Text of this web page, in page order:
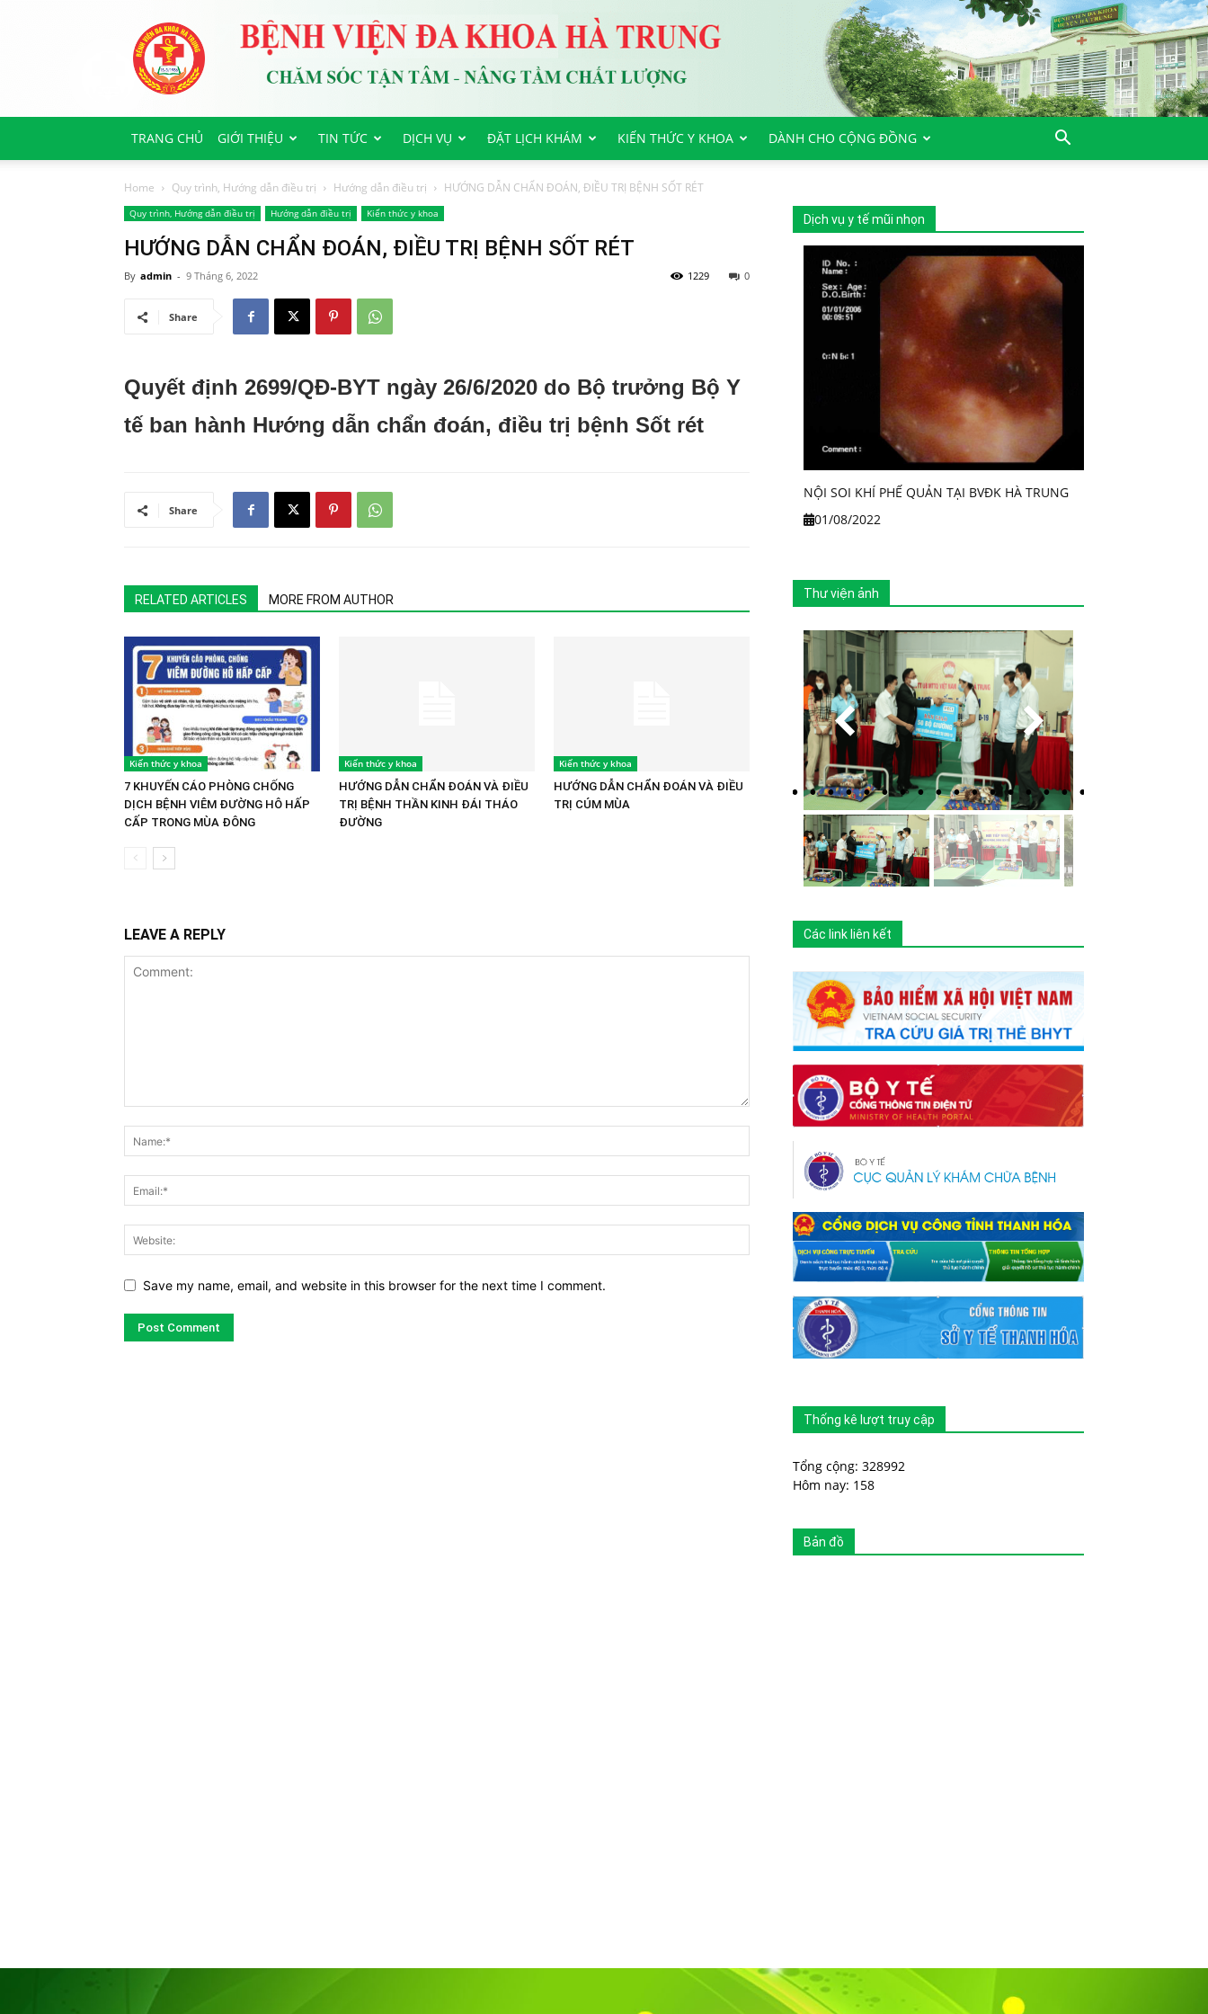
Bệnh
viện
Đa
Khoa
Trung
TRANG CHỦ
GIỚI THIỆU TIN TỨC DỊCH VỤ ĐẶT LỊCH KHÁM KIẾN THỨC Y KHOA DÀNH CHO CỘNG ĐỒNG
Home Quy trình, Hướng dẫn điều trị Hướng dẫn điều trị HƯỚNG DẪN CHẨN ĐOÁN, ĐIỀU TRỊ BỆNH SỐT RÉT
Quy trình, Hướng dẫn điều trị Hướng dẫn điều trị Kiến thức y khoa
HƯỚNG DẪN CHẨN ĐOÁN, ĐIỀU TRỊ BỆNH SỐT RÉT
By admin - 9 Tháng 6, 2022 0
1229
Share
Quyết định 2699/QĐ-BYT ngày 26/6/2020 do Bộ trưởng Bộ Y
tế ban hành Hướng dẫn chẩn đoán, điều trị bệnh Sốt rét
Share
RELATED ARTICLES MORE FROM AUTHOR
Kiến thức y khoa
7 KHUYẾN CÁO PHÒNG CHỐNG
DỊCH BỆNH VIÊM ĐƯỜNG HÔ HẤP
CẤP TRONG MÙA ĐÔNG
Kiến thức y khoa
HƯỚNG DẪN CHẨN ĐOÁN VÀ ĐIỀU
TRỊ BỆNH THẦN KINH ĐÁI THÁO
ĐƯỜNG
Kiến thức y khoa
HƯỚNG DẪN CHẨN ĐOÁN VÀ ĐIỀU
TRỊ CÚM MÙA
LEAVE A REPLY
Save my name, email, and website in this browser for the next time I comment.
Dịch vụ y tế mũi nhọn
NỘI SOI KHÍ PHẾ QUẢN TẠI BVĐK HÀ TRUNG
01/08/2022
Thư viện ảnh
Các link liên kết
Thống kê lượt truy cập
Tổng cộng: 328992
Hôm nay: 158
Bản đồ